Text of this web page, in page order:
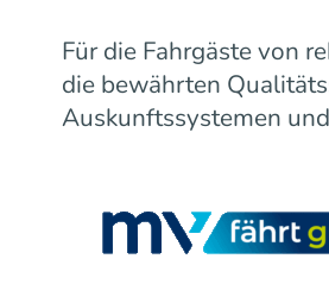
Für die Fahrgäste von
die bewährten
Auskunftssystemen